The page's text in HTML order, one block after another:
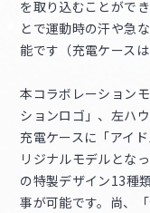
を取り込むことがで
とで運動時の汗や急
能です（充電ケース
本コラボレーション
ションロゴ」、左ハ
充電ケースに「アイ
リジナルモデルとな
の特製デザイン13種
事が可能です。尚、